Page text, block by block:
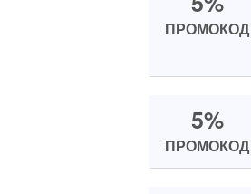
ПРОМОКОД
5%
ПРОМОКОД